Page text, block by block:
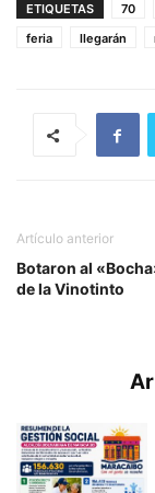
ETIQUETAS 70
feria
llegarán
Artículo anterior
Botaron al
de la Vinotinto